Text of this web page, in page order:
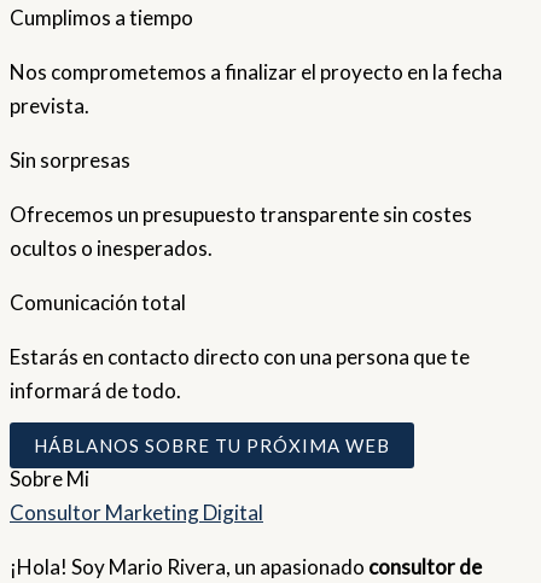
Cumplimos a tiempo
Nos comprometemos a finalizar el proyecto en la fecha
prevista.
Sin sorpresas
Ofrecemos un presupuesto transparente sin costes
ocultos o inesperados.
Comunicación total
Estarás en contacto directo con una persona que te
informará de todo.
HÁBLANOS SOBRE TU PRÓXIMA WEB
SobreMi
Consultor Marketing Digital
¡Hola! Soy Mario Rivera, un apasionado consultor de